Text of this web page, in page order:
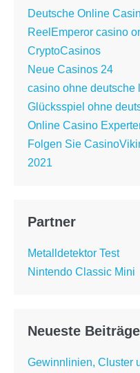
Deutsche Online
ReelEmperor casino
CryptoCasinos
Neue Casinos 24
casino ohne deutsche
Glücksspiel ohne
Online Casino
Folgen Sie
2021
Partner
Metalldetektor Test
Nintendo Classic Mini
Neueste Beiträge
Gewinnlinien, Cluster